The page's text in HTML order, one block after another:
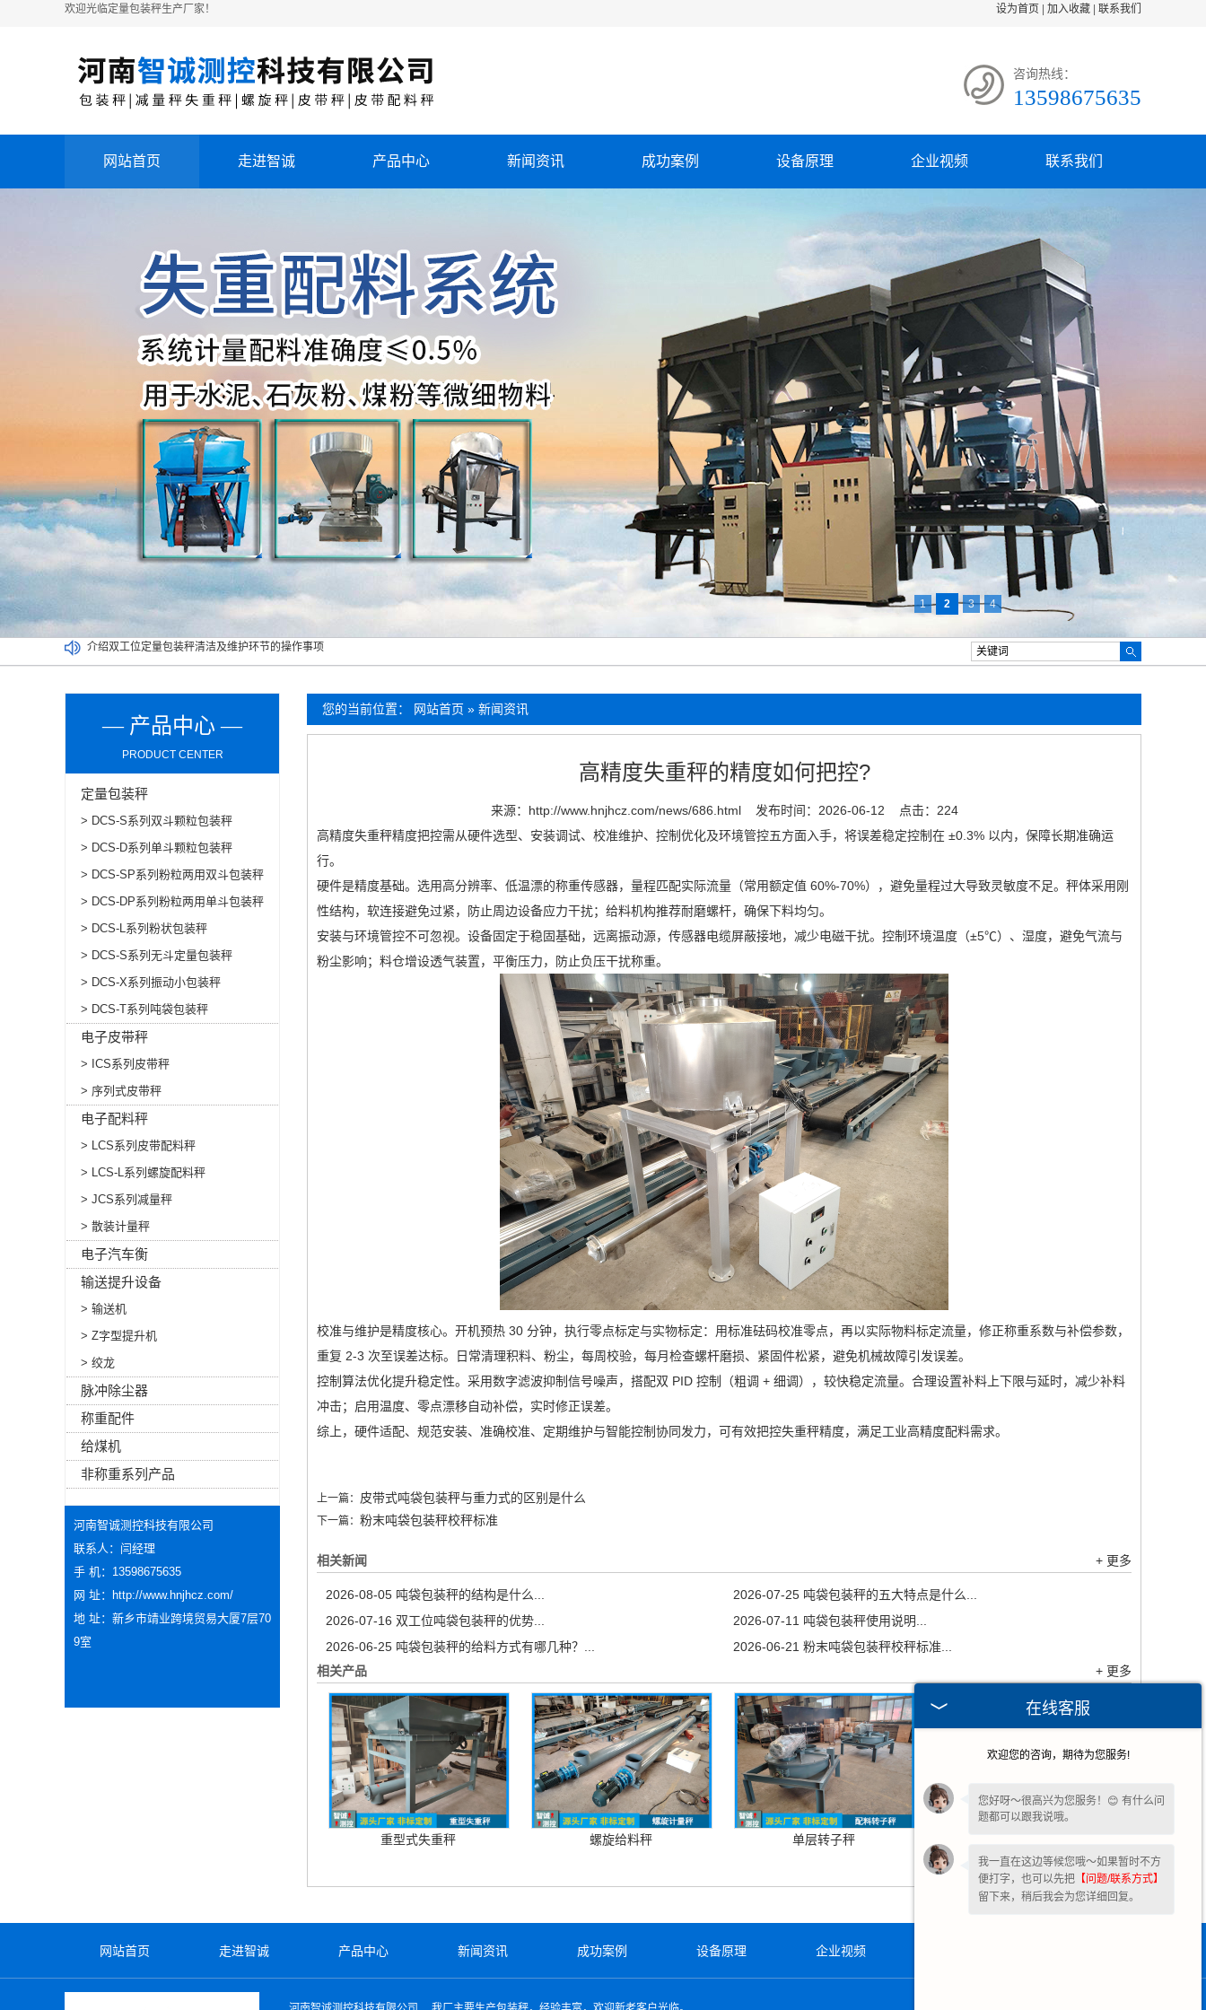
欢迎光临定量包装秤生产厂家！ 设为首页 加入收藏 联系我们
咨询热线：
13598675635
网站首页 走进智诚 产品中心 新闻资讯 成功案例 设备原理 企业视频 联系我们
1 2 3 4
买二手定量包装秤一定要考虑以下因素，切记！
吨袋包装秤都可以实现哪些功能？
介绍双工位定量包装秤清洁及维护环节的操作事项您的当前位置： 网站首页 » 新闻资讯
高精度失重秤的精度如何把控?
来源： http://www.hnjhcz.com/news/686.html 发布时间：2026-06-12
点击：224
高精度失重秤精度把控需从硬件选型、安装调试、校准维护、控制优化及环境管控五方面入手，将误差稳定控制在 ±0.3% 以内，保障长期准确运
行。
硬件是精度基础。选用高分辨率、低温漂的称重传感器，量程匹配实际流量（常用额定值 60%-70%），避免量程过大导致灵敏度不足。秤体采用刚
性结构，软连接避免过紧，防止周边设备应力干扰；给料机构推荐耐磨螺杆，确保下料均匀。
安装与环境管控不可忽视。设备固定于稳固基础，远离振动源，传感器电缆屏蔽接地，减少电磁干扰。控制环境温度（±5℃）、湿度，避免气流与
粉尘影响；料仓增设透气装置，平衡压力，防止负压干扰称重。
校准与维护是精度核心。开机预热 30 分钟，执行零点标定与实物标定：用标准砝码校准零点，再以实际物料标定流量，修正称重系数与补偿参数，
重复 2-3 次至误差达标。日常清理积料、粉尘，每周校验，每月检查螺杆磨损、紧固件松紧，避免机械故障引发误差。
控制算法优化提升稳定性。采用数字滤波抑制信号噪声，搭配双 PID 控制（粗调 + 细调），较快稳定流量。合理设置补料上下限与延时，减少补料
冲击；启用温度、零点漂移自动补偿，实时修正误差。
综上，硬件适配、规范安装、准确校准、定期维护与智能控制协同发力，可有效把控失重秤精度，满足工业高精度配料需求。
上一篇： 皮带式吨袋包装秤与重力式的区别是什么
下一篇： 粉末吨袋包装秤校秤标准
相关新闻 + 更多
2026-08-05 吨袋包装秤的结构是什么... 2026-07-25 吨袋包装秤的五大特点是什么...
2026-07-16 双工位吨袋包装秤的优势... 2026-07-11 吨袋包装秤使用说明...
2026-06-25 吨袋包装秤的给料方式有哪几种？... 2026-06-21 粉末吨袋包装秤校秤标准...
相关产品
+ 更多
重型式失重秤 螺旋给料秤 单层转子秤
— 产品中心 —
PRODUCT CENTER
定量包装秤
> DCS-S系列双斗颗粒包装秤
> DCS-D系列单斗颗粒包装秤
> DCS-SP系列粉粒两用双斗包装秤
> DCS-DP系列粉粒两用单斗包装秤
> DCS-L系列粉状包装秤
> DCS-S系列无斗定量包装秤
> DCS-X系列振动小包装秤
> DCS-T系列吨袋包装秤
电子皮带秤
> ICS系列皮带秤
> 序列式皮带秤
电子配料秤
> LCS系列皮带配料秤
> LCS-L系列螺旋配料秤
> JCS系列减量秤
> 散装计量秤
电子汽车衡
输送提升设备
> 输送机
> Z字型提升机
> 绞龙
脉冲除尘器
称重配件
给煤机
非称重系列产品
河南智诚测控科技有限公司
联系人：闫经理
手 机：13598675635
网 址：
http://www.hnjhcz.com/
地 址：新乡市靖业跨境贸易大厦7层70
9室
网站首页 走进智诚 产品中心 新闻资讯 成功案例 设备原理 企业视频
在线客服
欢迎您的咨询，期待为您服务!
您好呀～很高兴为您服务！😊 有什么问
题都可以跟我说哦。
我一直在这边等候您哦～如果暂时不方
便打字，也可以先把 【问题/联系方式】
留下来，稍后我会为您详细回复。